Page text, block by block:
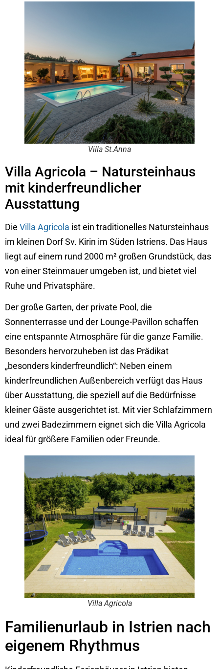
Villa St.Anna
Villa Agricola – Natursteinhaus
mit kinderfreundlicher
Ausstattung
Die Villa Agricola ist ein traditionelles Natursteinhaus
im kleinen Dorf Sv. Kirin im Süden Istriens. Das Haus
liegt auf einem rund 2000 m² großen Grundstück, das
von einer Steinmauer umgeben ist, und bietet viel
Ruhe und Privatsphäre.
Der große Garten, der private Pool, die
Sonnenterrasse und der Lounge-Pavillon schaffen
eine entspannte Atmosphäre für die ganze Familie.
Besonders hervorzuheben ist das Prädikat
„besonders kinderfreundlich“: Neben einem
kinderfreundlichen Außenbereich verfügt das Haus
über Ausstattung, die speziell auf die Bedürfnisse
kleiner Gäste ausgerichtet ist. Mit vier Schlafzimmern
und zwei Badezimmern eignet sich die Villa Agricola
ideal für größere Familien oder Freunde.
Villa Agricola
Familienurlaub in Istrien nach
eigenem Rhythmus